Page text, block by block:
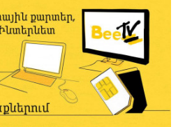
ինտերնետ, նախկին 1000ՄԲ-
ժամկետը
նախկին 14 օրի փոխարեն:
արժեքը մնալու է
«Մեգա 200ՄԲ» փաթեթը
300ՄԲ» և հունիսի 23-ից
է 300ՄԲ ինտերնետ